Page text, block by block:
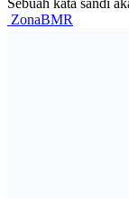
Sebuah kata sandi
ZonaBMR